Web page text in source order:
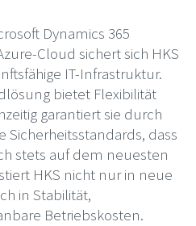
Dynamics 365
Cloud sichert sich HKS
IT-Infrastruktur.
bietet Flexibilität
garantiert sie durch
dass
stets auf dem neuesten
HKS nicht nur in neue
in Stabilität,
Betriebskosten.